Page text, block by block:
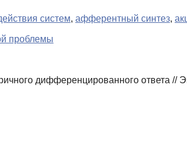
систем, афферентный синтез,
проблемы
дифференцированного ответа //